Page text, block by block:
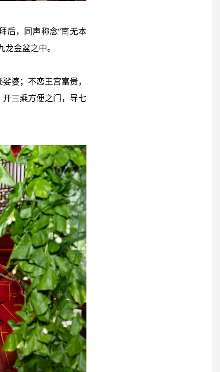
后，同声称念“南无本
金盆之中。
婆；不恋王宫富贵，
三乘方便之门，导七